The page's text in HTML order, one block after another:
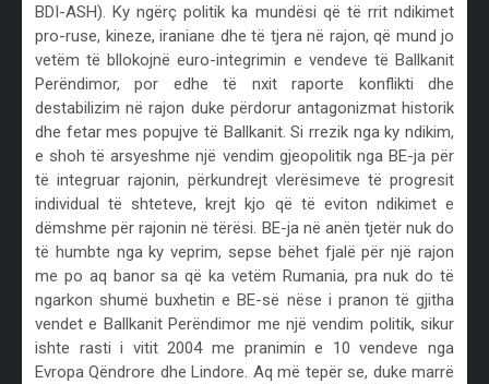
BDI-ASH). Ky ngërç politik ka mundësi që të rrit ndikimet
pro-ruse, kineze, iraniane dhe të tjera në rajon, që mund jo
vetëm të bllokojnë euro-integrimin e vendeve të Ballkanit
Perëndimor, por edhe të nxit raporte konflikti dhe
destabilizim në rajon duke përdorur antagonizmat historik
dhe fetar mes popujve të Ballkanit. Si rrezik nga ky ndikim,
e shoh të arsyeshme një vendim gjeopolitik nga BE-ja për
të integruar rajonin, përkundrejt vlerësimeve të progresit
individual të shteteve, krejt kjo që të eviton ndikimet e
dëmshme për rajonin në tërësi. BE-ja në anën tjetër nuk do
të humbte nga ky veprim, sepse bëhet fjalë për një rajon
me po aq banor sa që ka vetëm Rumania, pra nuk do të
ngarkon shumë buxhetin e BE-së nëse i pranon të gjitha
vendet e Ballkanit Perëndimor me një vendim politik, sikur
ishte rasti i vitit 2004 me pranimin e 10 vendeve nga
Evropa Qëndrore dhe Lindore. Aq më tepër se, duke marrë